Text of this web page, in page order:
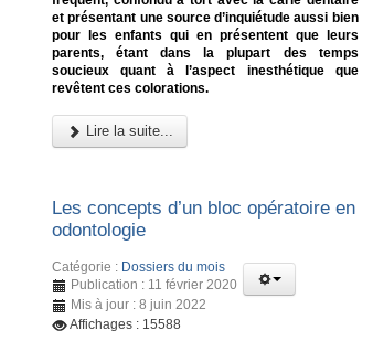
et présentant une source d’inquiétude aussi bien
pour les enfants qui en présentent que leurs
parents, étant dans la plupart des temps
soucieux quant à l’aspect inesthétique que
revêtent ces colorations.
Lire la suite...
Les concepts d’un bloc opératoire en
odontologie
Catégorie : Dossiers du mois
Publication : 11 février 2020
Mis à jour : 8 juin 2022
Affichages : 15588